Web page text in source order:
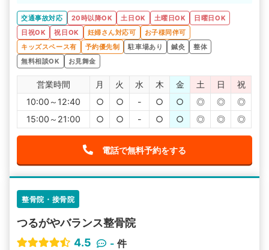
交通事故対応
20時以降OK 土日OK 土曜日OK
日曜日OK
日祝OK
祝日OK 妊婦さん対応可
お子様同伴可
キッズスペース有
予約優先制 駐車場あり 鍼灸
整体
無料相談OK
お見舞金
営業時間 月 火 水 木 金 土 日
祝
10:00～12:40
○ ○ - ○ ○ ◎ ◎
◎
15:00～21:00
○ ○ - ○ ○ ◎ ◎ ◎
電話で無料予約をする
整骨院・接骨院
つるがやバランス整骨院
4.5
- 件